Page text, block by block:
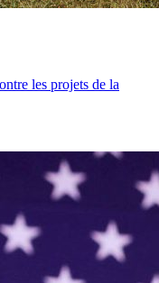
les projets de la